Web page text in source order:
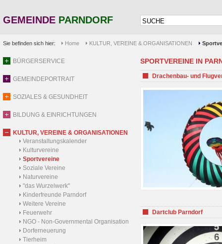
GEMEINDE PARNDORF
Sie befinden sich hier: Home KULTUR, VEREINE & ORGANISATIONEN
BÜRGERSERVICE
GEMEINDEPORTRAIT
SOZIALES & GESUNDHEIT
BILDUNG & EINRICHTUNGEN
KULTUR, VEREINE & ORGANISATIONEN
Veranstaltungskalender
Kulturvereine
Sportvereine
Soziale Vereine
Naturvereine
"das Wurzelwerk"
Kinderfreunde Parndorf
Weitere Vereine
Feuerwehr
NGO - Non-Governmental Organisation
Dorferneuerung
Tierheim
SPORTVEREINE IN
Drachenbau- und
Dartclub Parndorf